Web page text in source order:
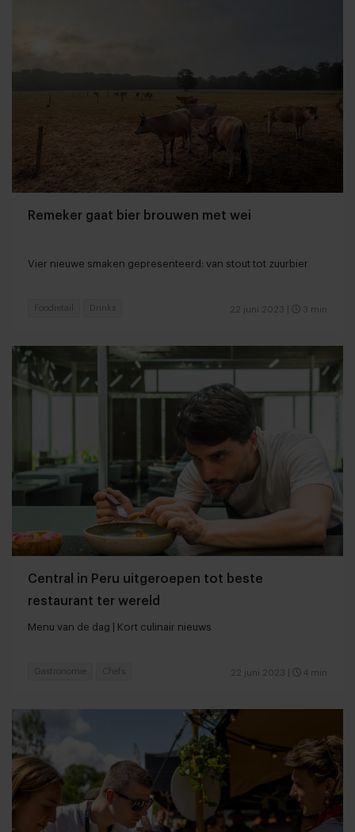
Remeker gaat bier brouwen met wei
Vier nieuwe smaken gepresenteerd: van stout tot zuurbier
22 juni 2023 3 min
Foodretail Drinks
Central in Peru uitgeroepen tot beste
restaurant ter wereld
Menu van de dag | Kort culinair nieuws
22 juni 2023 4 min
Gastronomie Chefs